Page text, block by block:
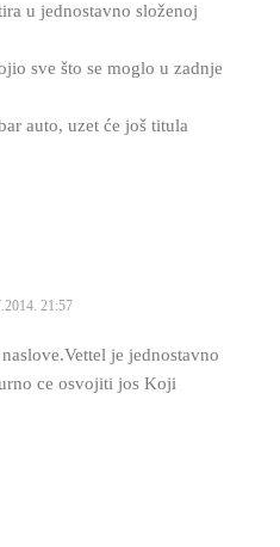
u jednostavno složenoj
sve što se moglo u zadnje
auto, uzet će još titula
21:57
je jednostavno
ce osvojiti jos Koji